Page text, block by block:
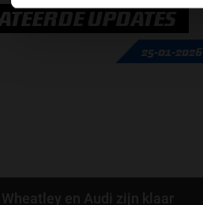
UPDATES
25-01-2026
en Audi zijn klaar